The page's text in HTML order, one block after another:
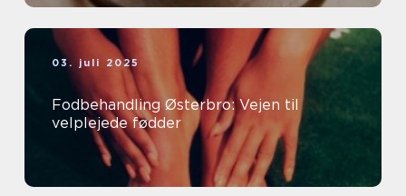
03. juli 2025
Fodbehandling Østerbro: Vejen til
velplejede fødder